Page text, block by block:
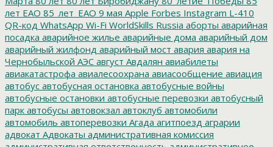
лет ЕАО 85_лет_ЕАО 9 мая Apple Forbes Instagram L-410
QR-код WhatsApp Wi-Fi WorldSkills Russia аборты аварийная
посадка аварийное жилье аварийные дома аварийный дом
аварийный жилфонд аварийный мост авария авария на
Чернобыльской АЭС август Авдалян авиабилеты
авиакатастрофа авиалесоохрана авиасообщение авиация
автобус автобусная остановка автобусные войны
автобусные остановки автобусные перевозки автобусный
парк автобусы автовокзал автоклуб автомобили
автомобиль автоперевозки Агада агитпоезд аграрии
адвокат Адвокаты административная комиссия